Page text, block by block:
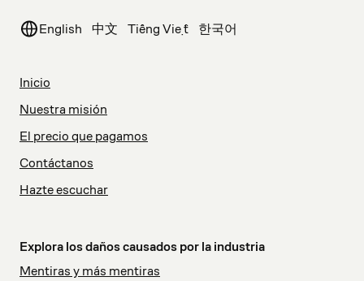
English 中文 Tiếng Việt 한국어
Inicio
Nuestra misión
El precio que pagamos
Contáctanos
Hazte escuchar
Explora los daños causados por la industria
Mentiras y más mentiras